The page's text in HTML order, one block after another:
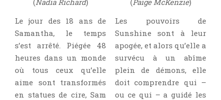
(Nadia Richard)
Le jour des 18 ans de
Samantha, le temps
s’est arrêté. Piégée 48
heures dans un monde
où tous ceux qu’elle
aime sont transformés
en statues de cire, Sam
(Paige McKenzie)
Les pouvoirs de
Sunshine sont à leur
apogée, et alors qu’elle a
survécu à un abîme
plein de démons, elle
doit comprendre qui –
ou ce qui – a guidé les